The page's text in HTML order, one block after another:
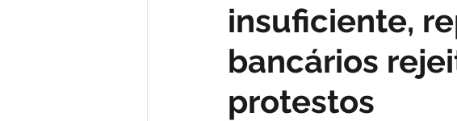
Banco Mercantil Certificados profissionais
Mercantil
insuficiente,
bancários
protestos